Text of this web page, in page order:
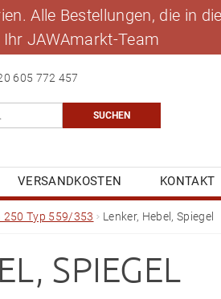
Alle Bestellungen, die in
JAWAmarkt-Team
605 772 457
VERSANDKOSTEN KONTAKT
250 Typ 559/353 Lenker, Hebel, Spiegel
SPIEGEL